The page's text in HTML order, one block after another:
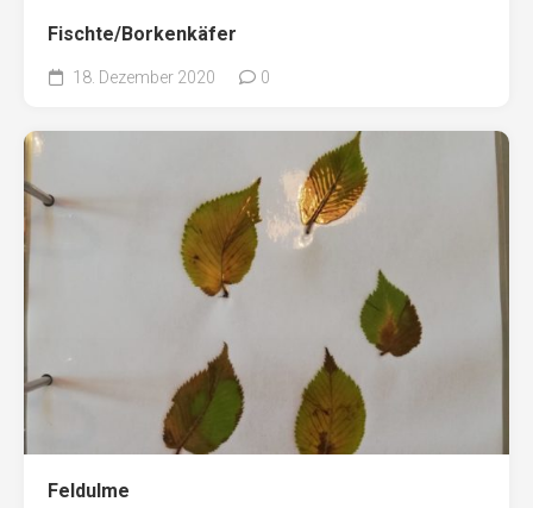
Fischte/Borkenkäfer
18. Dezember 2020 0
Feldulme